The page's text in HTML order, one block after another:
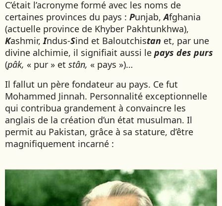
C’était l’acronyme formé avec les noms de
certaines provinces du pays : Punjab,Afghania
(actuelle province de Khyber Pakhtunkhwa),
Kashmir,Indus-Sind et Baloutchistan et, par une
divine alchimie, il signifiait aussi le pays des purs
(pâk, « pur » et stân, « pays »)…
Il fallut un père fondateur au pays. Ce fut
Mohammed Jinnah. Personnalité exceptionnelle
qui contribua grandement à convaincre les
anglais de la création d’un état musulman. Il
permit au Pakistan, grâce à sa stature, d’être
magnifiquement incarné :